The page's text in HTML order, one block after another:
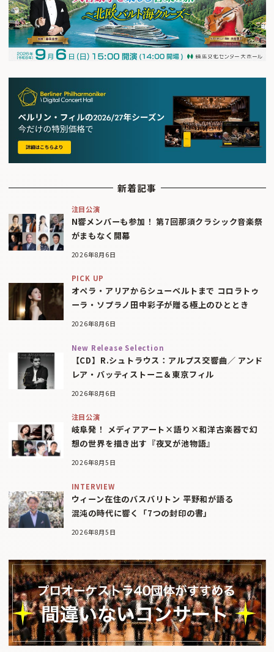
新着記事
注目公演
N響メンバーも参加！ 第7回那須クラシック音楽祭
がまもなく開幕
2026年8月6日
PICK UP
オペラ・アリアからシューベルトまで コロラトゥ
ーラ・ソプラノ田中彩子が贈る極上のひととき
2026年8月6日
New Release Selection
【CD】R.シュトラウス：アルプス交響曲／ アンド
レア・バッティストーニ＆東京フィル
2026年8月6日
注目公演
岐阜発！ メディアアート×語り×和洋古楽器で幻
想の世界を描き出す『夜叉が池物語』
2026年8月5日
INTERVIEW
ウィーン在住のバスバリトン 平野和が語る
混沌の時代に響く「7つの封印の書」
2026年8月5日